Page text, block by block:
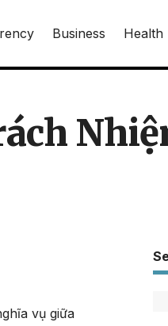
Business Health
vụ giữa